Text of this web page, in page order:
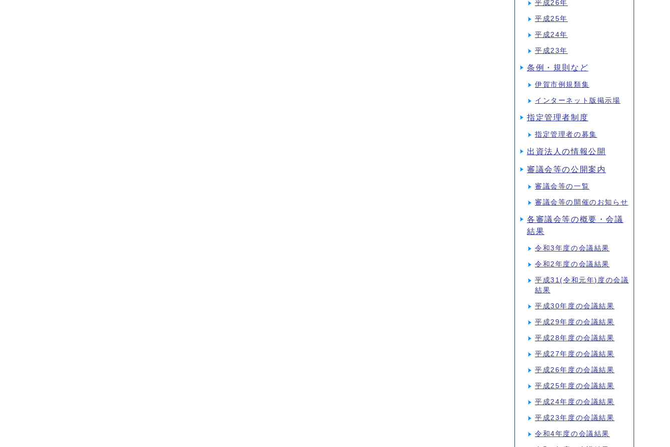
平成26年
平成25年
平成24年
平成23年
条例・規則など
伊賀市例規類集
インターネット版掲示場
指定管理者制度
指定管理者の募集
出資法人の情報公開
審議会等の公開案内
審議会等の一覧
審議会等の開催のお知らせ
各審議会等の概要・会議
結果
令和3年度の会議結果
令和2年度の会議結果
平成31(令和元年)度の会議
結果
平成30年度の会議結果
平成29年度の会議結果
平成28年度の会議結果
平成27年度の会議結果
平成26年度の会議結果
平成25年度の会議結果
平成24年度の会議結果
平成23年度の会議結果
令和4年度の会議結果